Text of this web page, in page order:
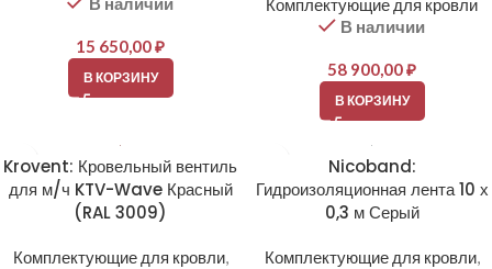
15 650,00₽
В КОРЗИНУ
Комплектующие для кровли
В наличии
58 900,00₽
В КОРЗИНУ
Krovent: Кровельный вентиль
для м/ч KTV-Wave Красный
(RAL 3009)
Комплектующие для кровли,
Nicoband:
Гидроизоляционная лента 10 х
0,3 м Серый
Комплектующие для кровли,